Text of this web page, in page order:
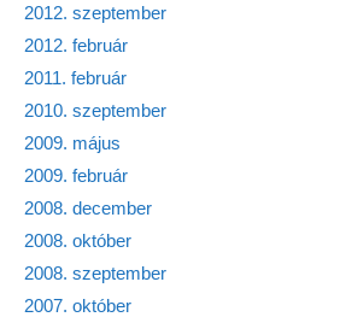
2012. szeptember
2012. február
2011. február
2010. szeptember
2009. május
2009. február
2008. december
2008. október
2008. szeptember
2007. október